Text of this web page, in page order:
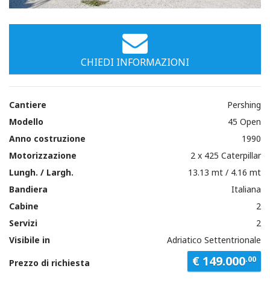
CHIEDI INFORMAZIONI
Cantiere
Pershing
Modello
45 Open
Anno costruzione
1990
Motorizzazione
2 x 425 Caterpillar
Lungh. / Largh.
13.13 mt / 4.16 mt
Bandiera
Italiana
Cabine
2
Servizi
2
Visibile in
Adriatico Settentrionale
Prezzo di richiesta
€ 149.000.00